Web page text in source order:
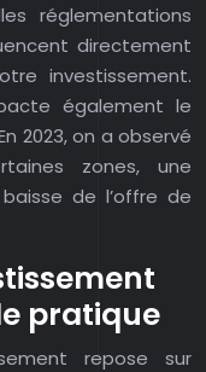
réglementations
directement
investissement.
également le
2023, on a observé
zones, une
de l’offre de
pratique
repose sur